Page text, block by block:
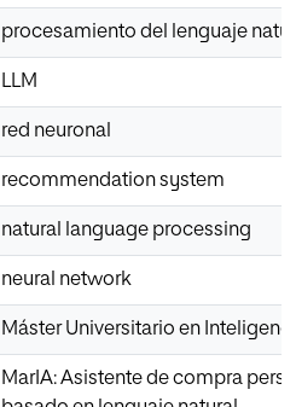
procesamiento del lenguaje
LLM
red neuronal
recommendation system
natural language processing
neural network
Máster Universitario en
MarIA: Asistente de compra